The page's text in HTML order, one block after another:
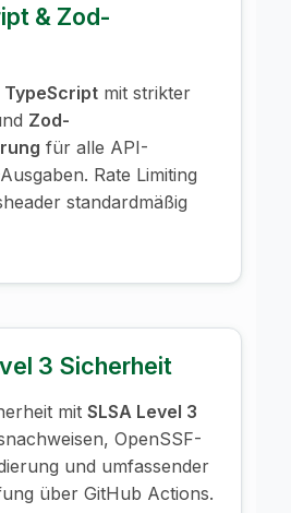
& Zod-
TypeScript mit strikter
Zod-
für alle API-
Rate Limiting
standardmäßig
3 Sicherheit
mit SLSA Level 3
OpenSSF-
und umfassender
über GitHub Actions.